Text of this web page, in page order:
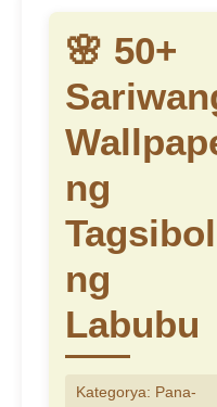
🌸 50+
ng
Tagsibol
ng
Labubu
Kategorya: Pana-